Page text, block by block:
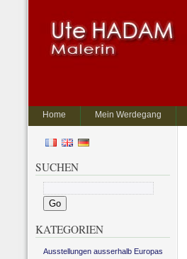
Home Mein Werdegang
SUCHEN
KATEGORIEN
Ausstellungen ausserhalb Europas